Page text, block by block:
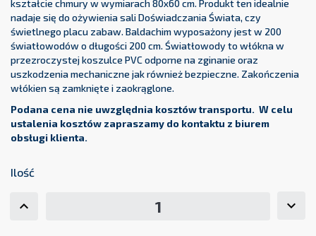
kształcie chmury w wymiarach 80x60 cm. Produkt ten idealnie
nadaje się do ożywienia sali Doświadczania Świata, czy
świetlnego placu zabaw. Baldachim wyposażony jest w 200
światłowodów o długości 200 cm. Światłowody to włókna w
przezroczystej koszulce PVC odporne na zginanie oraz
uszkodzenia mechaniczne jak również bezpieczne. Zakończenia
włókien są zamknięte i zaokrąglone.
Podana cena nie uwzględnia kosztów transportu. W celu
ustalenia kosztów zapraszamy do kontaktu z biurem
obsługi klienta.
Ilość